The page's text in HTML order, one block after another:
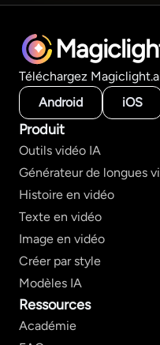
Téléchargez
Android
iOS
Produit
Outils vidéo IA
Générateur de longues
Histoire en vidéo
Texte en vidéo
Image en vidéo
Créer par style
Modèles IA
Ressources
Académie